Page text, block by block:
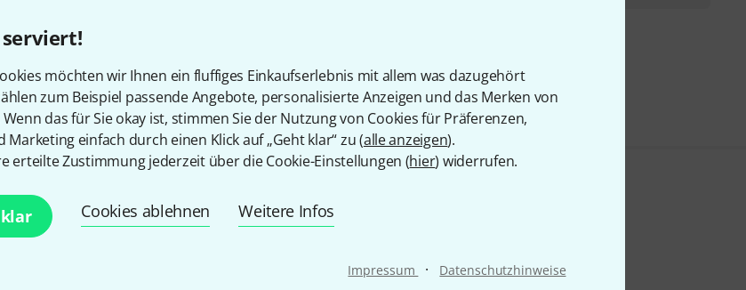
möchten wir Ihnen ein fluffiges Einkaufserlebnis mit allem was dazugehört
zum Beispiel passende Angebote, personalisierte Anzeigen und das Merken von
das für Sie okay ist, stimmen Sie der Nutzung von Cookies für Präferenzen,
Marketing einfach durch einen Klick auf „Geht klar“ zu (alle anzeigen).
erteilte Zustimmung jederzeit über die Cookie-Einstellungen (hier) widerrufen.
Cookies ablehnen Weitere Infos
Impressum · Datenschutzhinweise
Alle Preise inkl. MwSt.
Gefällt Ihnen, was Sie sehen?